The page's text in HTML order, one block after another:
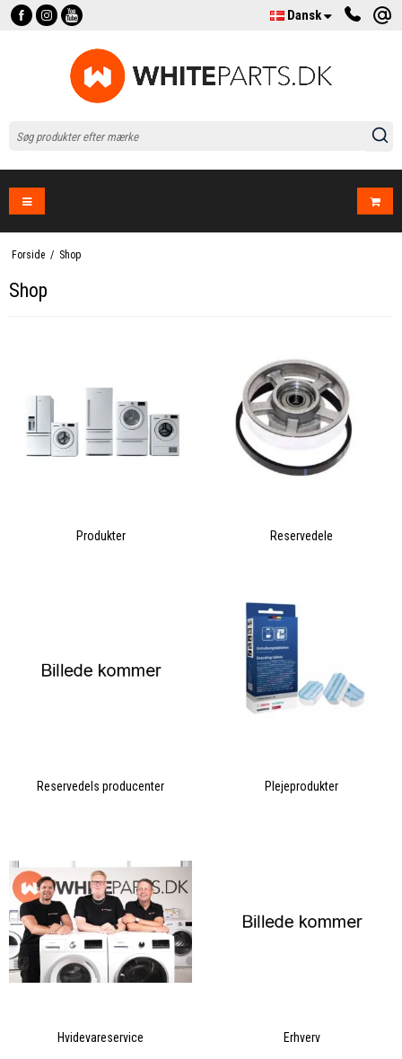
Dansk
Forside / Shop
Shop
Produkter Reservedele
Reservedels producenter Plejeprodukter
Hvidevareservice Erhverv